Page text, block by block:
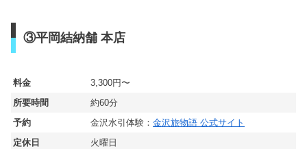
③平岡結納舗 本店
料金
3,300円〜
所要時間
約60分
予約
金沢水引体験： 金沢旅物語 公式サイト
定休日
火曜日